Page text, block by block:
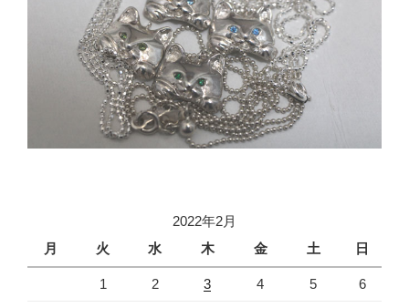
2022年2月
月
火 水 木 金 土 日
1 2 3 4 5 6